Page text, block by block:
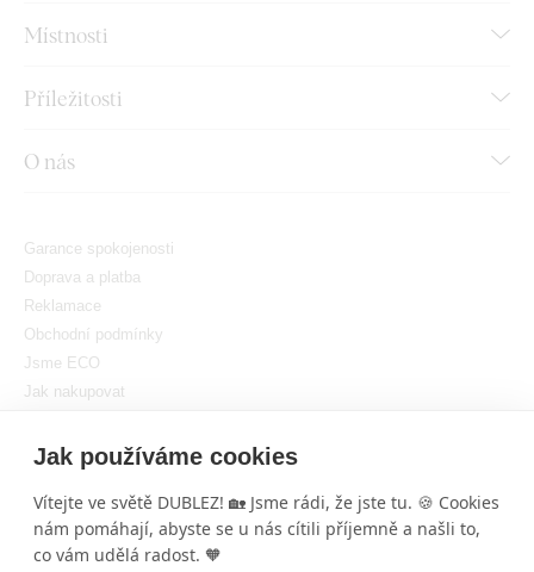
Jak používáme cookies
Vítejte ve světě DUBLEZ! 🏡 Jsme rádi, že jste tu. 🍪 Cookies
nám pomáhají, abyste se u nás cítili příjemně a našli to,
co vám udělá radost. 🧡
Místnosti
Příležitosti
O nás
Garance spokojenosti
Doprava a platba
Reklamace
Obchodní podmínky
Jsme ECO
Jak nakupovat
Nastavit cookies